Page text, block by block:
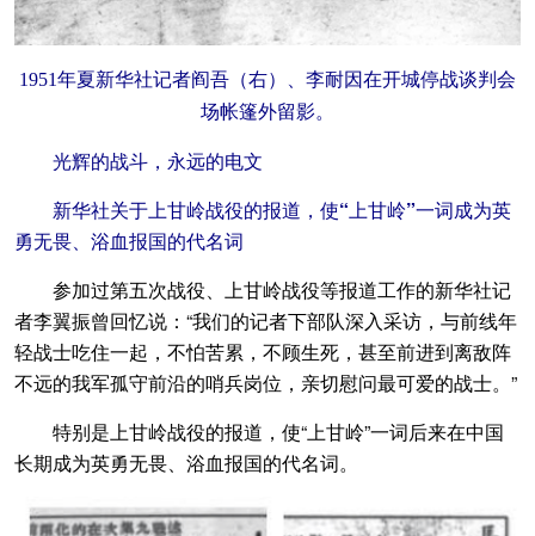
1951年夏新华社记者阎吾（右）、李耐因在开城停战谈判会
场帐篷外留影。
光辉的战斗，永远的电文
新华社关于上甘岭战役的报道，使“上甘岭”一词成为英
勇无畏、浴血报国的代名词
参加过第五次战役、上甘岭战役等报道工作的新华社记
者李翼振曾回忆说：“我们的记者下部队深入采访，与前线年
轻战士吃住一起，不怕苦累，不顾生死，甚至前进到离敌阵
不远的我军孤守前沿的哨兵岗位，亲切慰问最可爱的战士。”
特别是上甘岭战役的报道，使“上甘岭”一词后来在中国
长期成为英勇无畏、浴血报国的代名词。